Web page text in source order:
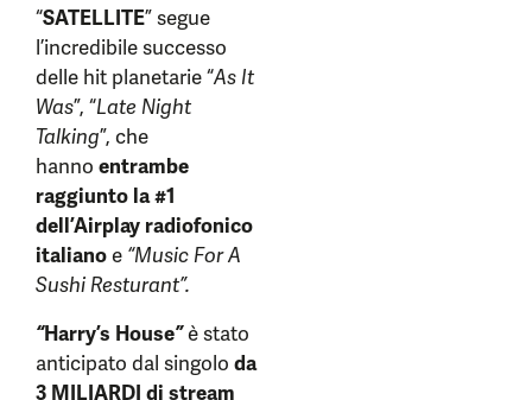
“SATELLITE” segue
l’incredibile successo
delle hit planetarie “As It
Was”, “Late Night
Talking”, che
hanno entrambe
raggiunto la #1
dell’Airplay radiofonico
italianoe “Music For A
Sushi Resturant”.
“Harry’s House”è stato
anticipato dal singolo da
3 MILIARDI di stream